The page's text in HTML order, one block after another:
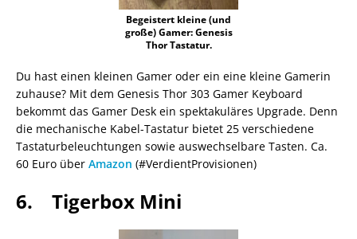
Begeistert kleine (und
große) Gamer: Genesis
Thor Tastatur.
Du hast einen kleinen Gamer oder ein eine kleine Gamerin
zuhause? Mit dem Genesis Thor 303 Gamer Keyboard
bekommt das Gamer Desk ein spektakuläres Upgrade. Denn
die mechanische Kabel-Tastatur bietet 25 verschiedene
Tastaturbeleuchtungen sowie auswechselbare Tasten. Ca.
60 Euro über Amazon (#VerdientProvisionen)
6. Tigerbox Mini